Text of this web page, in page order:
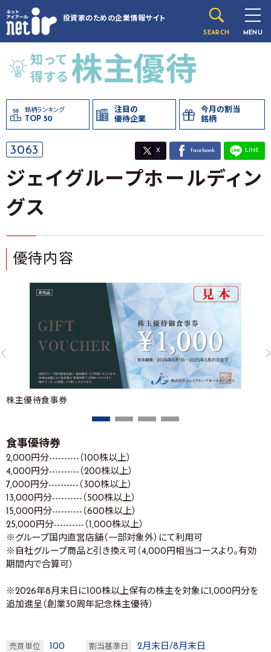
投資家のための企業情報サイト
SEARCH MENU
銘柄ランキング
TOP 50
注目の
優待企業
今月の割当
銘柄
3063 X facebook LINE
ジェイグループホールディン
グス
優待内容
株主優待食事券
食事優待券
2,000円分----------（100株以上）
4,000円分----------（200株以上）
7,000円分----------（300株以上）
13,000円分----------（500株以上）
15,000円分----------（600株以上）
25,000円分----------（1,000株以上）
※グループ国内直営店舗（一部対象外）にて利用可
※自社グループ商品と引き換え可（4,000円相当コースより。有効
期間内で合算可）
※2026年8月末日に100株以上保有の株主を対象に1,000円分を
追加進呈（創業30周年記念株主優待）
売買単位 100 割当基準日 2月末日/8月末日